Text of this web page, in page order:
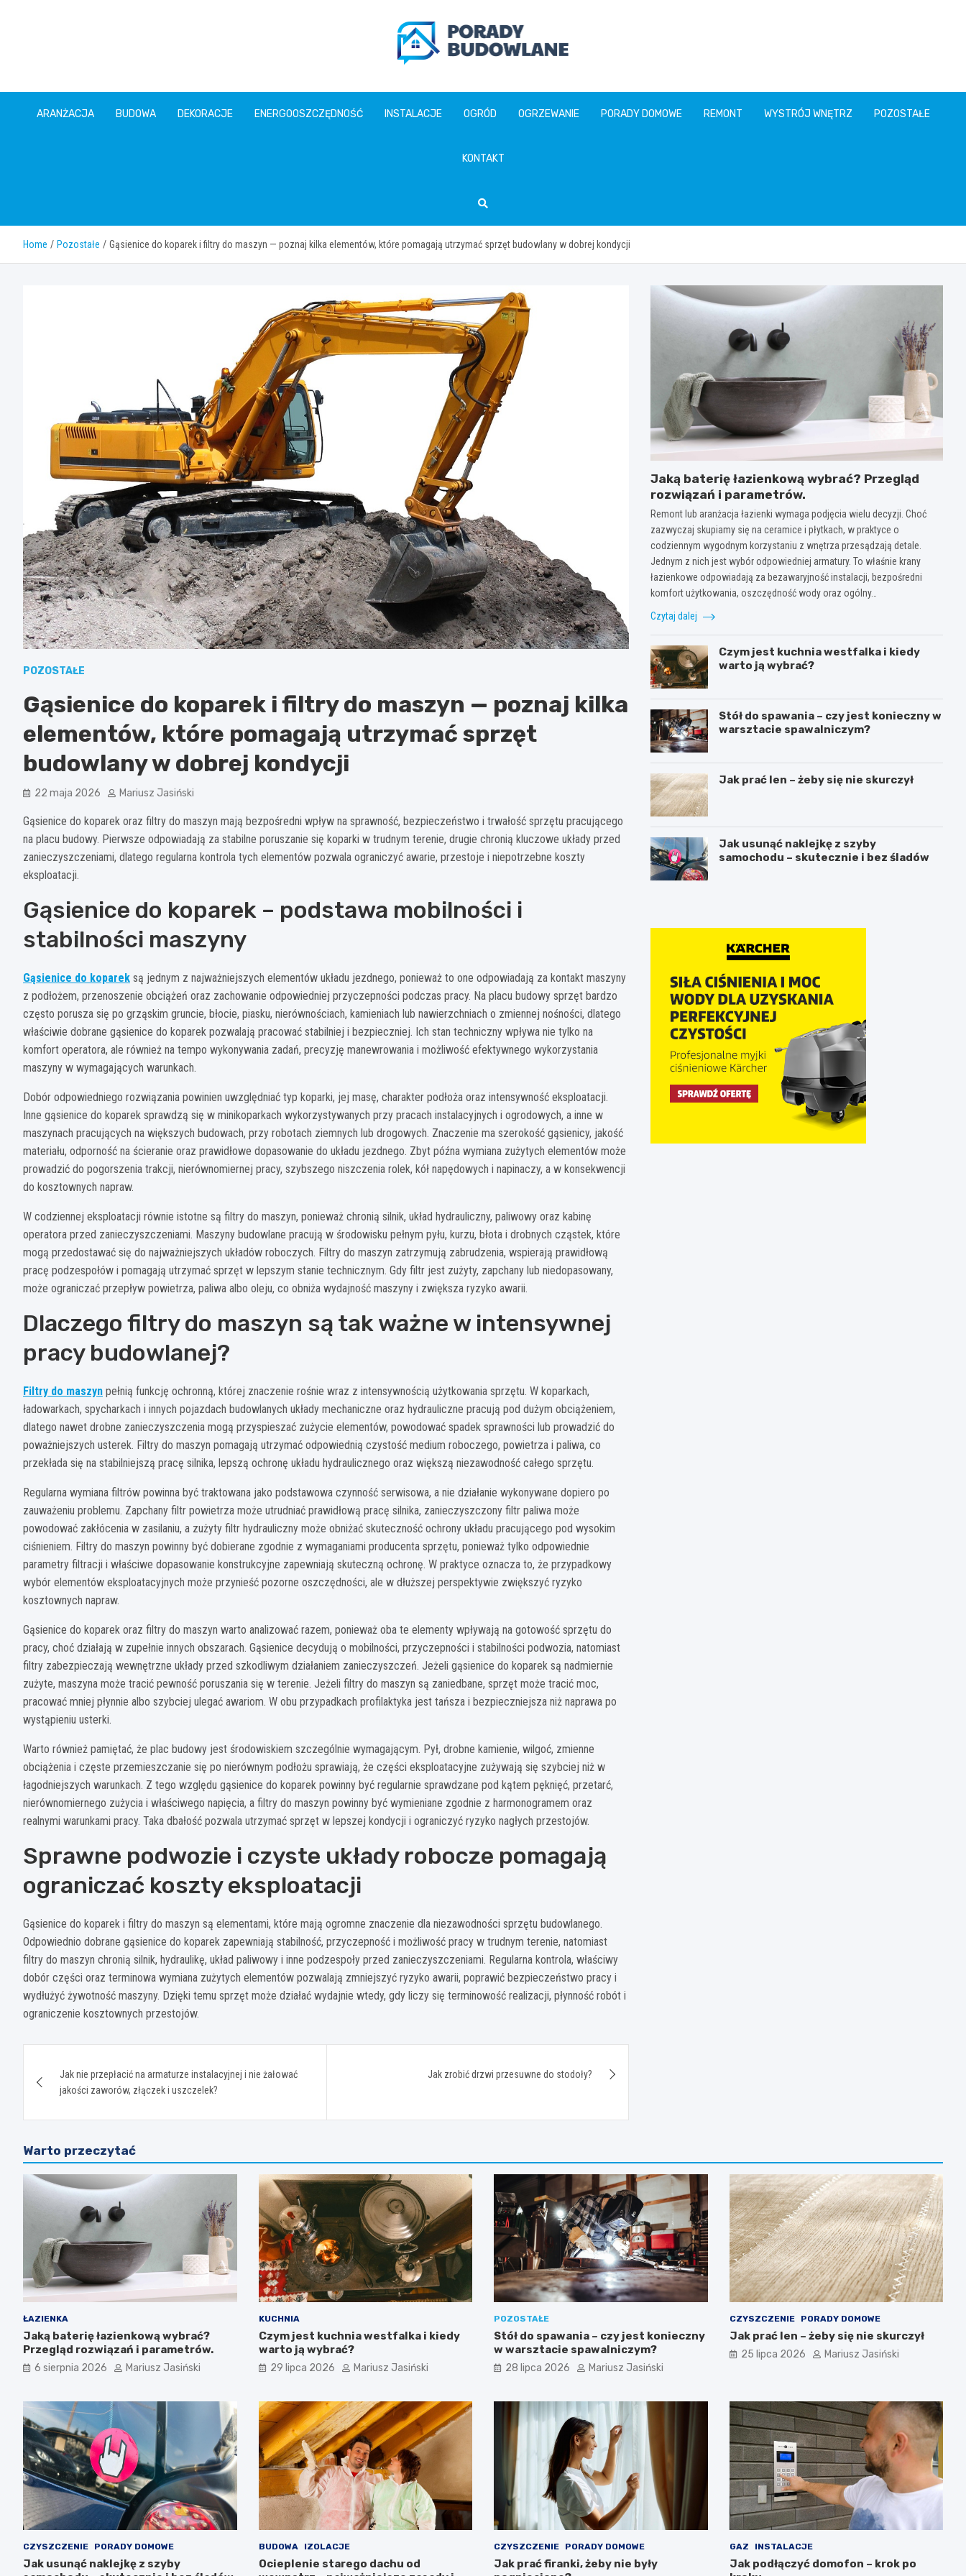
poradybudowlane.pl
ARANŻACJA BUDOWA DEKORACJE ENERGOOSZCZĘDNOŚĆ INSTALACJE OGRÓD OGRZEWANIE PORADY DOMOWE REMONT WYSTRÓJ WNĘTRZ POZOSTAŁE
KONTAKT
Home Pozostałe Gąsienice do koparek i filtry do maszyn — poznaj kilka elementów, które pomagają utrzymać sprzęt budowlany w dobrej kondycji
POZOSTAŁE
Gąsienice do koparek i filtry do maszyn — poznaj kilka
elementów, które pomagają utrzymać sprzęt
budowlany w dobrej kondycji
22 maja 2026 Mariusz Jasiński
Gąsienice do koparek oraz filtry do maszyn mają bezpośredni wpływ na sprawność, bezpieczeństwo i trwałość sprzętu pracującego
na placu budowy. Pierwsze odpowiadają za stabilne poruszanie się koparki w trudnym terenie, drugie chronią kluczowe układy przed
zanieczyszczeniami, dlatego regularna kontrola tych elementów pozwala ograniczyć awarie, przestoje i niepotrzebne koszty
eksploatacji.
Gąsienice do koparek – podstawa mobilności i
stabilności maszyny
Gąsienice do koparek są jednym z najważniejszych elementów układu jezdnego, ponieważ to one odpowiadają za kontakt maszyny
z podłożem, przenoszenie obciążeń oraz zachowanie odpowiedniej przyczepności podczas pracy. Na placu budowy sprzęt bardzo
często porusza się po grząskim gruncie, błocie, piasku, nierównościach, kamieniach lub nawierzchniach o zmiennej nośności, dlatego
właściwie dobrane gąsienice do koparek pozwalają pracować stabilniej i bezpieczniej. Ich stan techniczny wpływa nie tylko na
komfort operatora, ale również na tempo wykonywania zadań, precyzję manewrowania i możliwość efektywnego wykorzystania
maszyny w wymagających warunkach.
Dobór odpowiedniego rozwiązania powinien uwzględniać typ koparki, jej masę, charakter podłoża oraz intensywność eksploatacji.
Inne gąsienice do koparek sprawdzą się w minikoparkach wykorzystywanych przy pracach instalacyjnych i ogrodowych, a inne w
maszynach pracujących na większych budowach, przy robotach ziemnych lub drogowych. Znaczenie ma szerokość gąsienicy, jakość
materiału, odporność na ścieranie oraz prawidłowe dopasowanie do układu jezdnego. Zbyt późna wymiana zużytych elementów może
prowadzić do pogorszenia trakcji, nierównomiernej pracy, szybszego niszczenia rolek, kół napędowych i napinaczy, a w konsekwencji
do kosztownych napraw.
W codziennej eksploatacji równie istotne są filtry do maszyn, ponieważ chronią silnik, układ hydrauliczny, paliwowy oraz kabinę
operatora przed zanieczyszczeniami. Maszyny budowlane pracują w środowisku pełnym pyłu, kurzu, błota i drobnych cząstek, które
mogą przedostawać się do najważniejszych układów roboczych. Filtry do maszyn zatrzymują zabrudzenia, wspierają prawidłową
pracę podzespołów i pomagają utrzymać sprzęt w lepszym stanie technicznym. Gdy filtr jest zużyty, zapchany lub niedopasowany,
może ograniczać przepływ powietrza, paliwa albo oleju, co obniża wydajność maszyny i zwiększa ryzyko awarii.
Dlaczego filtry do maszyn są tak ważne w intensywnej
pracy budowlanej?
Filtry do maszyn pełnią funkcję ochronną, której znaczenie rośnie wraz z intensywnością użytkowania sprzętu. W koparkach,
ładowarkach, spycharkach i innych pojazdach budowlanych układy mechaniczne oraz hydrauliczne pracują pod dużym obciążeniem,
dlatego nawet drobne zanieczyszczenia mogą przyspieszać zużycie elementów, powodować spadek sprawności lub prowadzić do
poważniejszych usterek. Filtry do maszyn pomagają utrzymać odpowiednią czystość medium roboczego, powietrza i paliwa, co
przekłada się na stabilniejszą pracę silnika, lepszą ochronę układu hydraulicznego oraz większą niezawodność całego sprzętu.
Regularna wymiana filtrów powinna być traktowana jako podstawowa czynność serwisowa, a nie działanie wykonywane dopiero po
zauważeniu problemu. Zapchany filtr powietrza może utrudniać prawidłową pracę silnika, zanieczyszczony filtr paliwa może
powodować zakłócenia w zasilaniu, a zużyty filtr hydrauliczny może obniżać skuteczność ochrony układu pracującego pod wysokim
ciśnieniem. Filtry do maszyn powinny być dobierane zgodnie z wymaganiami producenta sprzętu, ponieważ tylko odpowiednie
parametry filtracji i właściwe dopasowanie konstrukcyjne zapewniają skuteczną ochronę. W praktyce oznacza to, że przypadkowy
wybór elementów eksploatacyjnych może przynieść pozorne oszczędności, ale w dłuższej perspektywie zwiększyć ryzyko
kosztownych napraw.
Gąsienice do koparek oraz filtry do maszyn warto analizować razem, ponieważ oba te elementy wpływają na gotowość sprzętu do
pracy, choć działają w zupełnie innych obszarach. Gąsienice decydują o mobilności, przyczepności i stabilności podwozia, natomiast
filtry zabezpieczają wewnętrzne układy przed szkodliwym działaniem zanieczyszczeń. Jeżeli gąsienice do koparek są nadmiernie
zużyte, maszyna może tracić pewność poruszania się w terenie. Jeżeli filtry do maszyn są zaniedbane, sprzęt może tracić moc,
pracować mniej płynnie albo szybciej ulegać awariom. W obu przypadkach profilaktyka jest tańsza i bezpieczniejsza niż naprawa po
wystąpieniu usterki.
Warto również pamiętać, że plac budowy jest środowiskiem szczególnie wymagającym. Pył, drobne kamienie, wilgoć, zmienne
obciążenia i częste przemieszczanie się po nierównym podłożu sprawiają, że części eksploatacyjne zużywają się szybciej niż w
łagodniejszych warunkach. Z tego względu gąsienice do koparek powinny być regularnie sprawdzane pod kątem pęknięć, przetarć,
nierównomiernego zużycia i właściwego napięcia, a filtry do maszyn powinny być wymieniane zgodnie z harmonogramem oraz
realnymi warunkami pracy. Taka dbałość pozwala utrzymać sprzęt w lepszej kondycji i ograniczyć ryzyko nagłych przestojów.
Sprawne podwozie i czyste układy robocze pomagają
ograniczać koszty eksploatacji
Gąsienice do koparek i filtry do maszyn są elementami, które mają ogromne znaczenie dla niezawodności sprzętu budowlanego.
Odpowiednio dobrane gąsienice do koparek zapewniają stabilność, przyczepność i możliwość pracy w trudnym terenie, natomiast
filtry do maszyn chronią silnik, hydraulikę, układ paliwowy i inne podzespoły przed zanieczyszczeniami. Regularna kontrola, właściwy
dobór części oraz terminowa wymiana zużytych elementów pozwalają zmniejszyć ryzyko awarii, poprawić bezpieczeństwo pracy i
wydłużyć żywotność maszyny. Dzięki temu sprzęt może działać wydajnie wtedy, gdy liczy się terminowość realizacji, płynność robót i
ograniczenie kosztownych przestojów.
wpisu
Jak nie przepłacić na armaturze instalacyjnej i nie żałować
jakości zaworów, złączek i uszczelek?
Jak zrobić drzwi przesuwne do stodoły?
Jaką baterię łazienkową wybrać? Przegląd
rozwiązań i parametrów.
Remont lub aranżacja łazienki wymaga podjęcia wielu decyzji. Choć
zazwyczaj skupiamy się na ceramice i płytkach, w praktyce o
codziennym wygodnym korzystaniu z wnętrza przesądzają detale.
Jednym z nich jest wybór odpowiedniej armatury. To właśnie krany
łazienkowe odpowiadają za bezawaryjność instalacji, bezpośredni
komfort użytkowania, oszczędność wody oraz ogólny…
Czytaj dalej
Czym jest kuchnia westfalka i kiedy
warto ją wybrać?
Stół do spawania – czy jest konieczny w
warsztacie spawalniczym?
Jak prać len – żeby się nie skurczył
Jak usunąć naklejkę z szyby
samochodu – skutecznie i bez śladów
Warto przeczytać
ŁAZIENKA
Jaką baterię łazienkową wybrać?
Przegląd rozwiązań i parametrów.
6 sierpnia 2026 Mariusz Jasiński
KUCHNIA
Czym jest kuchnia westfalka i kiedy
warto ją wybrać?
29 lipca 2026 Mariusz Jasiński
POZOSTAŁE
Stół do spawania – czy jest konieczny
w warsztacie spawalniczym?
28 lipca 2026 Mariusz Jasiński
CZYSZCZENIE PORADY DOMOWE
Jak prać len – żeby się nie skurczył
25 lipca 2026 Mariusz Jasiński
CZYSZCZENIE PORADY DOMOWE
Jak usunąć naklejkę z szyby
BUDOWA IZOLACJE
Ocieplenie starego dachu od
CZYSZCZENIE PORADY DOMOWE
Jak prać firanki, żeby nie były
GAZ INSTALACJE
Jak podłączyć domofon – krok po